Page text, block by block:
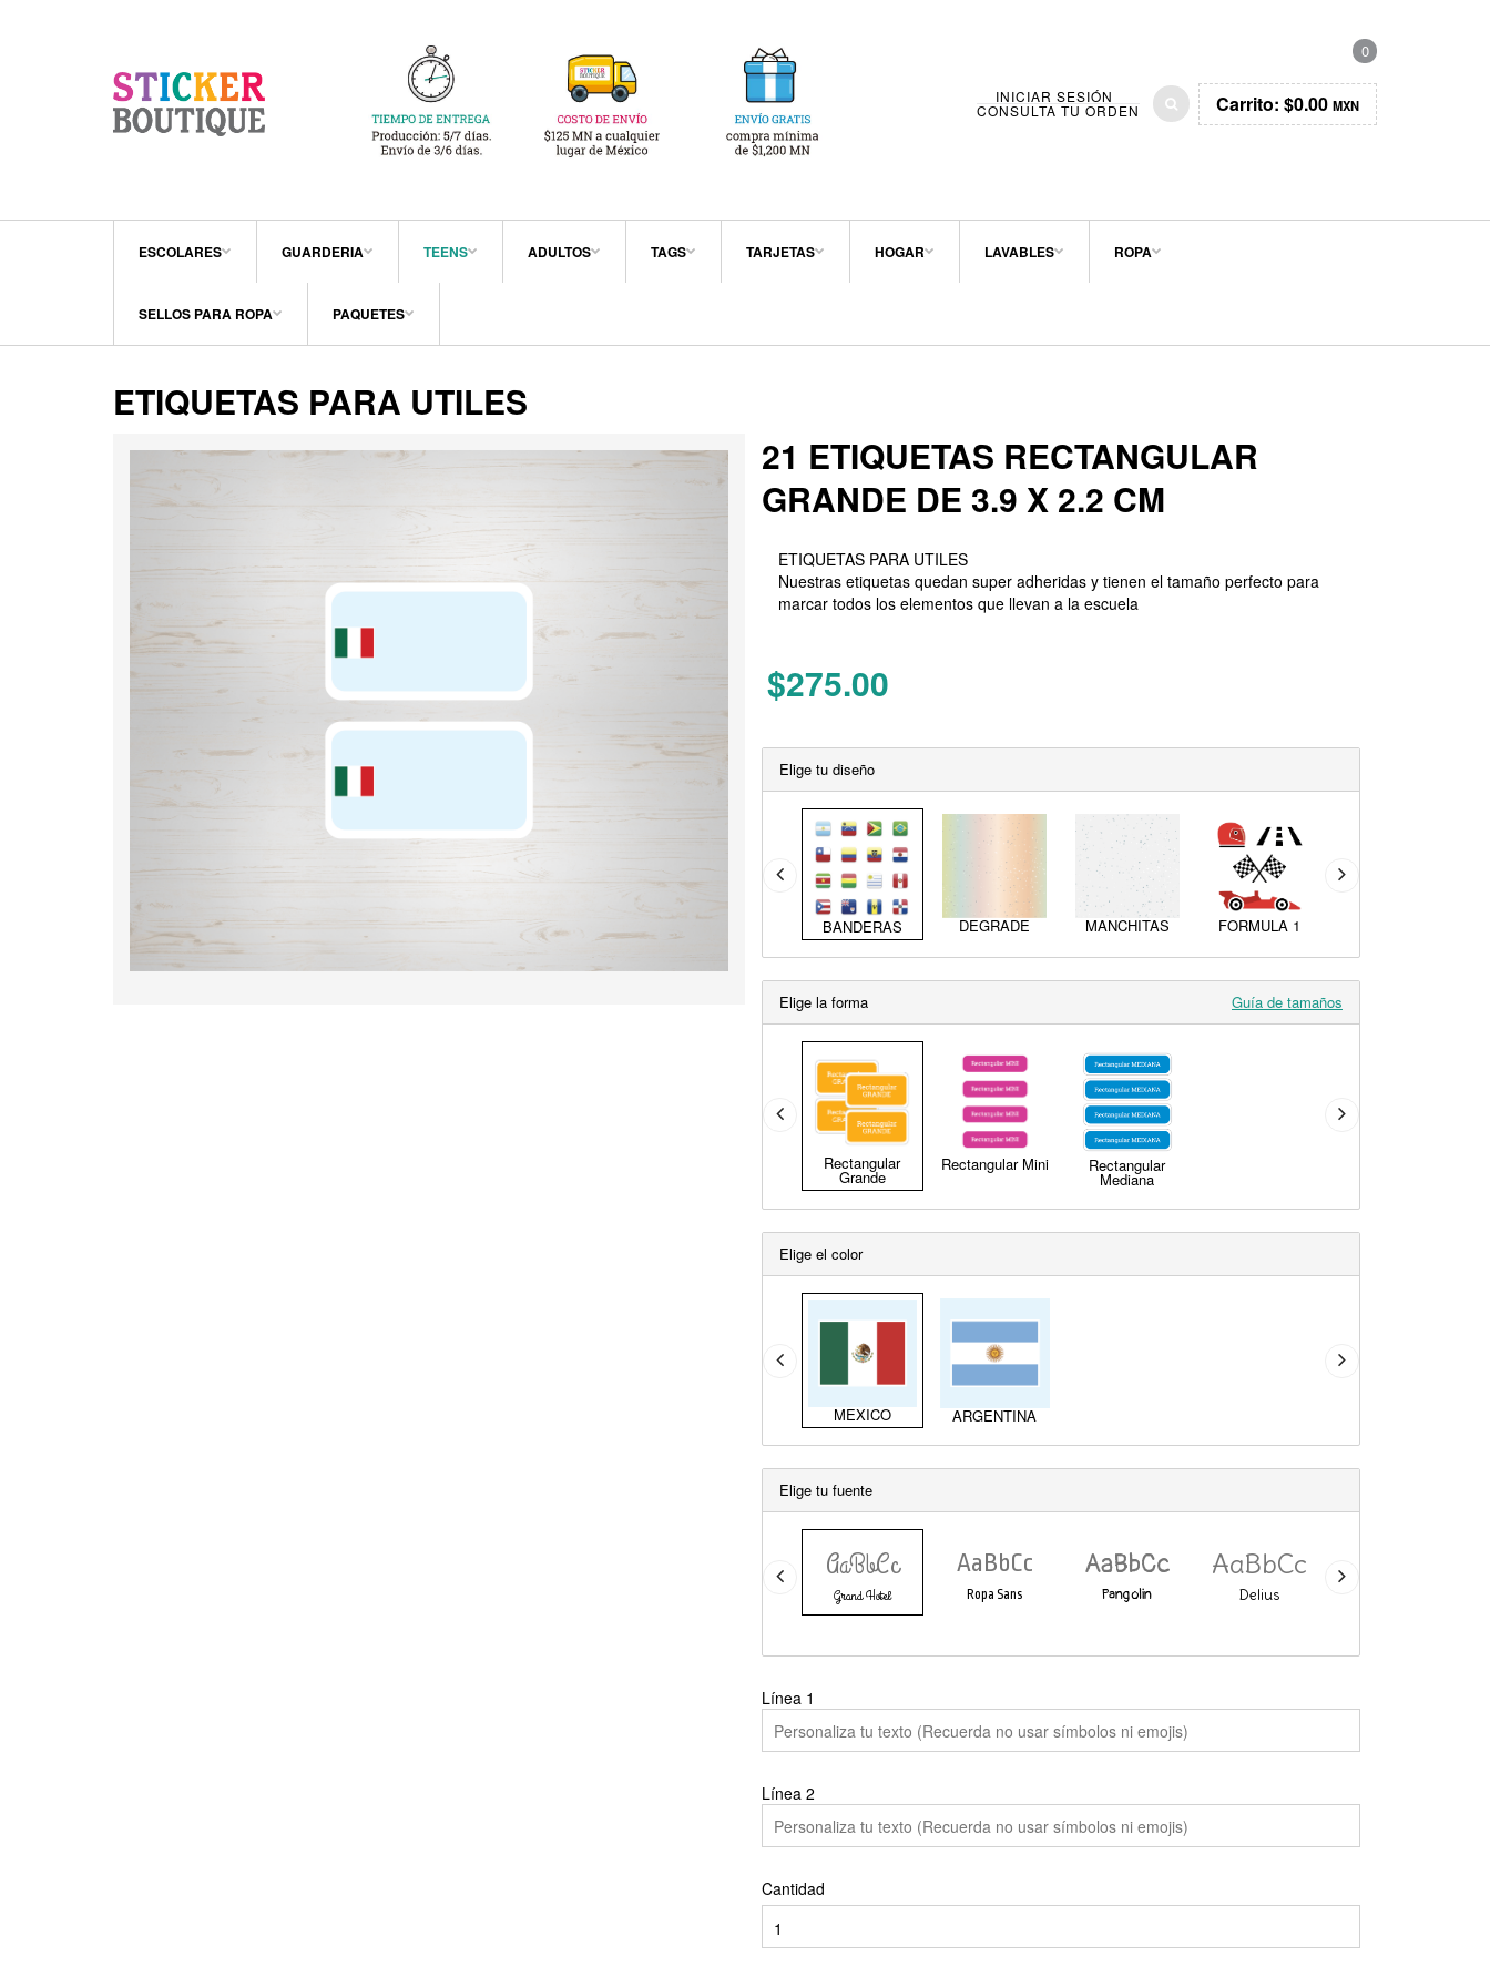
INICIAR SESIÓN
CONSULTA TU ORDEN Carrito: $0.00 MXN
0
ESCOLARES GUARDERIA TEENS ADULTOS TAGS TARJETAS HOGAR LAVABLES ROPA
SELLOS PARA ROPA PAQUETES
ETIQUETAS PARA UTILES
21 ETIQUETAS RECTANGULAR
GRANDE DE 3.9 X 2.2 CM
ETIQUETAS PARA UTILES
Nuestras etiquetas quedan super adheridas y tienen el tamaño perfecto para
marcar todos los elementos que llevan a la escuela
$275.00
Elige tu diseño
BANDERAS DEGRADE MANCHITAS FORMULA 1
Elige la forma Guía de tamaños
Rectangular
Grande
Rectangular Mini Rectangular
Mediana
Elige el color
MEXICO ARGENTINA
Elige tu fuente
AaBbCc
Grand Hotel
AaBbCc
Ropa Sans
AaBbCc
Pangolin
AaBbCc
Delius
Línea 1
Línea 2
Cantidad